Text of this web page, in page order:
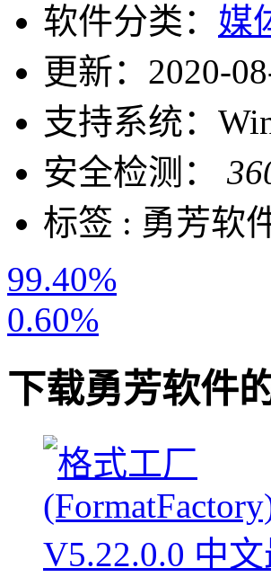
软件分类： 媒
更新： 2020-
支持系统：
安全检测：
标签 : 勇芳软
99.40%
0.60%
下载勇芳软件